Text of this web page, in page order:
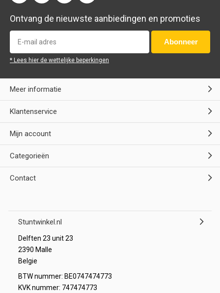
Ontvang de nieuwste aanbiedingen en promoties
Abonneer
* Lees hier de wettelijke beperkingen
Meer informatie
Klantenservice
Mijn account
Categorieën
Contact
Stuntwinkel.nl
Delften 23 unit 23
2390 Malle
Belgie
BTW nummer: BE0747474773
KVK nummer: 747474773